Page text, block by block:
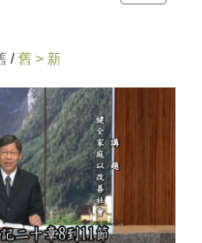
/舊 > 新